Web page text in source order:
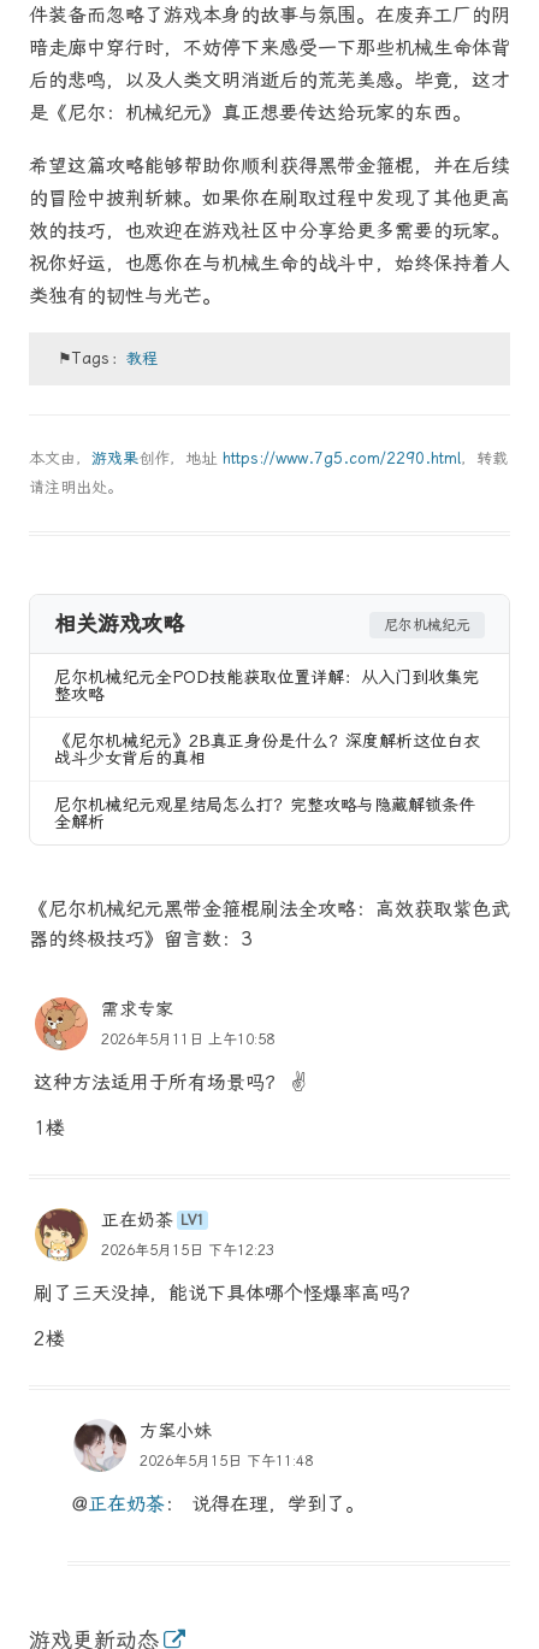
件装备而忽略了游戏本身的故事与氛围。在废弃工厂的阴
暗走廊中穿行时，不妨停下来感受一下那些机械生命体背
后的悲鸣，以及人类文明消逝后的荒芜美感。毕竟，这才
是《尼尔：机械纪元》真正想要传达给玩家的东西。
希望这篇攻略能够帮助你顺利获得黑带金箍棍，并在后续
的冒险中披荆斩棘。如果你在刷取过程中发现了其他更高
效的技巧，也欢迎在游戏社区中分享给更多需要的玩家。
祝你好运，也愿你在与机械生命的战斗中，始终保持着人
类独有的韧性与光芒。
⚑Tags：教程
本文由， 游戏果创作，地址 https://www.7g5.com/2290.html，转载
请注明出处。
相关游戏攻略 尼尔机械纪元
尼尔机械纪元全POD技能获取位置详解：从入门到收集完
整攻略
《尼尔机械纪元》2B真正身份是什么？深度解析这位白衣
战斗少女背后的真相
尼尔机械纪元观星结局怎么打？完整攻略与隐藏解锁条件
全解析
《尼尔机械纪元黑带金箍棍刷法全攻略：高效获取紫色武
器的终极技巧》留言数：3
需求专家
2026年5月11日 上午10:58
这种方法适用于所有场景吗？ ✌️
1楼
正在奶茶 LV1
2026年5月15日 下午12:23
刷了三天没掉，能说下具体哪个怪爆率高吗？
2楼
方案小妹
2026年5月15日 下午11:48
@正在奶茶： 说得在理，学到了。
游戏更新动态